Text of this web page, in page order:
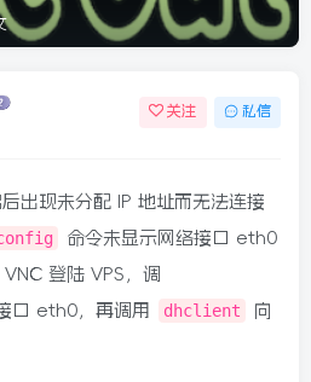
关注 私信
出现未分配 IP 地址而无法连接
命令未显示网络接口 eth0
登陆 VPS，调
口 eth0，再调用 dhclient
向